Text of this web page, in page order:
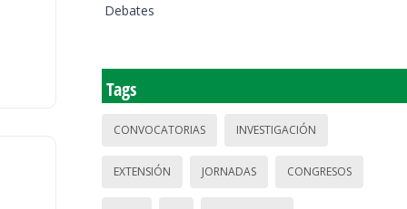
Debates
Tags
CONVOCATORIAS INVESTIGACIÓN
EXTENSIÓN JORNADAS CONGRESOS